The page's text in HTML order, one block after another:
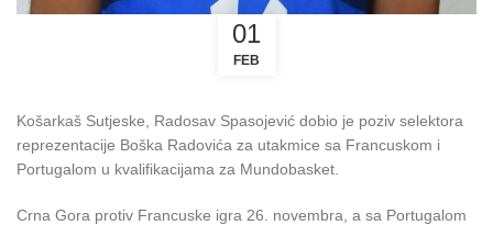
01
FEB
Košarkaš Sutjeske, Radosav Spasojević dobio je poziv selektora
reprezentacije Boška Radovića za utakmice sa Francuskom i
Portugalom u kvalifikacijama za Mundobasket.
Crna Gora protiv Francuske igra 26. novembra, a sa Portugalom